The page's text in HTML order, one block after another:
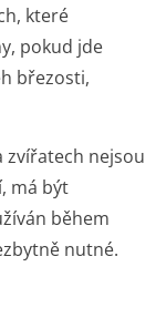
které
pokud jde
březosti,
zvířatech nejsou
má být
během
nutné.